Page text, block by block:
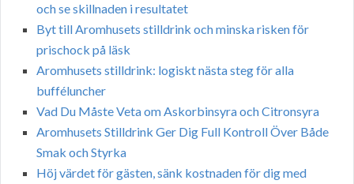
och se skillnaden i resultatet
Byt till Aromhusets stilldrink och minska risken för
prischock på läsk
Aromhusets stilldrink: logiskt nästa steg för alla
bufféluncher
Vad Du Måste Veta om Askorbinsyra och Citronsyra
Aromhusets Stilldrink Ger Dig Full Kontroll Över Både
Smak och Styrka
Höj värdet för gästen, sänk kostnaden för dig med